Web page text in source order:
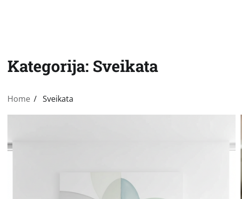
Kategorija: Sveikata
Home Sveikata